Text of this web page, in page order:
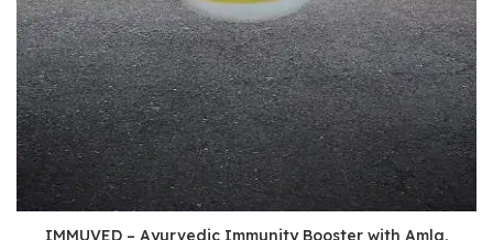
IMMUVED – Ayurvedic Immunity Booster with Amla,